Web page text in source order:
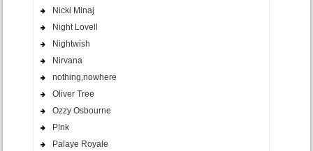
Nicki Minaj
Night Lovell
Nightwish
Nirvana
nothing,nowhere
Oliver Tree
Ozzy Osbourne
P!nk
Palaye Royale